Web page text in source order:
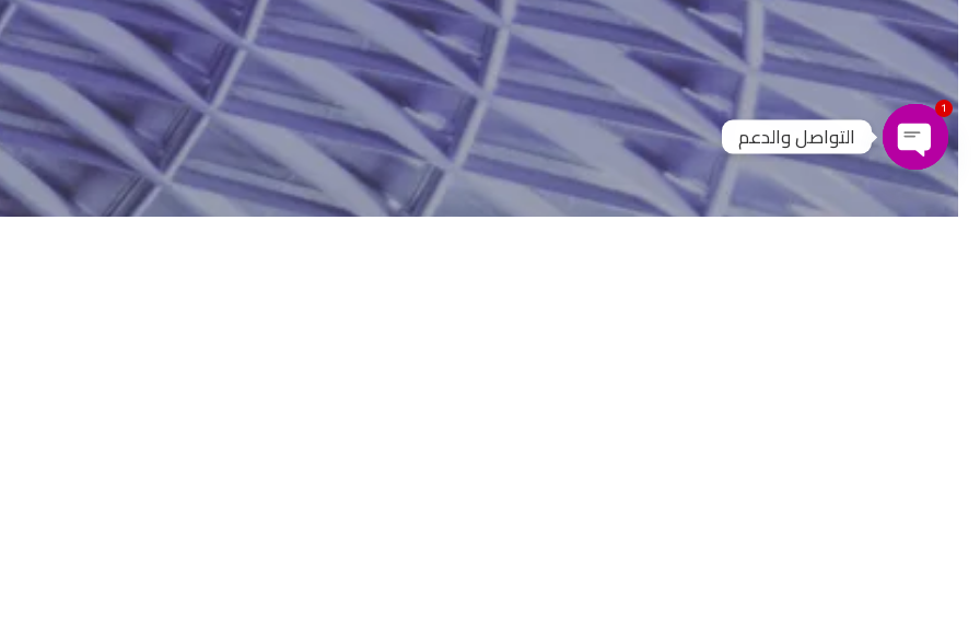
التواصل والدعم
Open chaty
1